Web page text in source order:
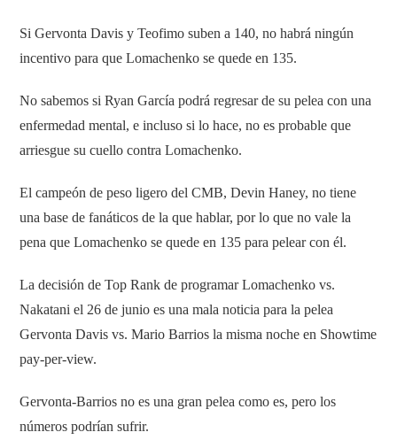
Si Gervonta Davis y Teofimo suben a 140, no habrá ningún
incentivo para que Lomachenko se quede en 135.
No sabemos si Ryan García podrá regresar de su pelea con una
enfermedad mental, e incluso si lo hace, no es probable que
arriesgue su cuello contra Lomachenko.
El campeón de peso ligero del CMB, Devin Haney, no tiene
una base de fanáticos de la que hablar, por lo que no vale la
pena que Lomachenko se quede en 135 para pelear con él.
La decisión de Top Rank de programar Lomachenko vs.
Nakatani el 26 de junio es una mala noticia para la pelea
Gervonta Davis vs. Mario Barrios la misma noche en Showtime
pay-per-view.
Gervonta-Barrios no es una gran pelea como es, pero los
números podrían sufrir.